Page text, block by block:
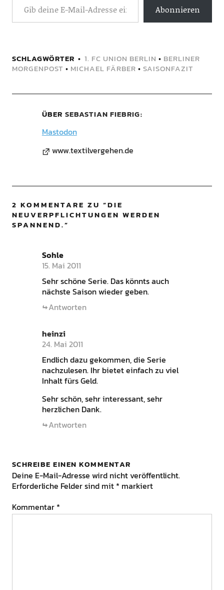
Abonnieren
SCHLAGWÖRTER 1. FC UNION BERLIN • BERLINER
MORGENPOST • MICHAEL FÄRBER • SAISONFAZIT
ÜBER SEBASTIAN FIEBRIG
Mastodon
www.textilvergehen.de
2 KOMMENTARE ZU “DIE
NEUVERPFLICHTUNGEN WERDEN
SPANNEND.”
Sohle
15. Mai 2011
Sehr schöne Serie. Das könnts auch
nächste Saison wieder geben.
Antworten
heinzi
24. Mai 2011
Endlich dazu gekommen, die Serie
nachzulesen. Ihr bietet einfach zu viel
Inhalt fürs Geld.
Sehr schön, sehr interessant, sehr
herzlichen Dank.
Antworten
SCHREIBE EINEN KOMMENTAR
Deine E-Mail-Adresse wird nicht veröffentlicht.
Erforderliche Felder sind mit * markiert
Kommentar *